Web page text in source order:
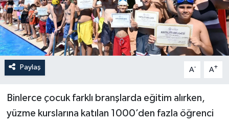
Paylaş A- A+
Binlerce çocuk farklı branşlarda eğitim alırken,
yüzme kurslarına katılan 1000’den fazla öğrenci